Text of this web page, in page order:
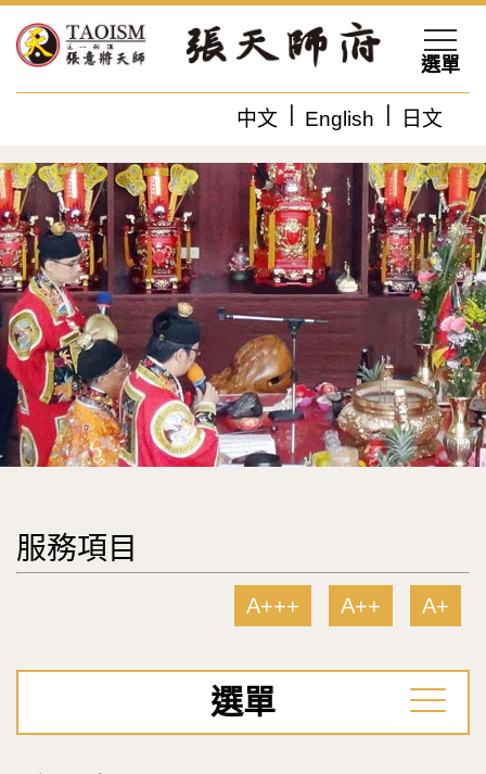
中文 English 日文
選單
服務項目
A+++ A++ A+
選單